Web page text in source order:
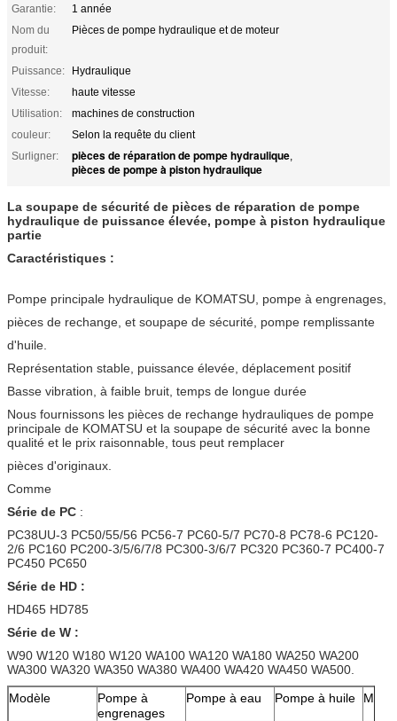
Garantie:
1 année
Nom du
produit:
Pièces de pompe hydraulique et de moteur
Puissance:
Hydraulique
Vitesse:
haute vitesse
Utilisation:
machines de construction
couleur:
Selon la requête du client
Surligner:
pièces de réparation de pompe hydraulique,
pièces de pompe à piston hydraulique
La soupape de sécurité de pièces de réparation de pompe
hydraulique de puissance élevée, pompe à piston hydraulique
partie
Caractéristiques :
Pompe principale hydraulique de KOMATSU, pompe à engrenages,
pièces de rechange, et soupape de sécurité, pompe remplissante
d'huile.
Représentation stable, puissance élevée, déplacement positif
Basse vibration, à faible bruit, temps de longue durée
Nous fournissons les pièces de rechange hydrauliques de pompe
principale de KOMATSU et la soupape de sécurité avec la bonne
qualité et le prix raisonnable, tous peut remplacer
pièces d'originaux.
Comme
Série de PC :
PC38UU-3 PC50/55/56 PC56-7 PC60-5/7 PC70-8 PC78-6 PC120-
2/6 PC160 PC200-3/5/6/7/8 PC300-3/6/7 PC320 PC360-7 PC400-7
PC450 PC650
Série de HD :
HD465 HD785
Série de W :
W90 W120 W180 W120 WA100 WA120 WA180 WA250 WA200
WA300 WA320 WA350 WA380 WA400 WA420 WA450 WA500.
Modèle
Pompe à
engrenages
Pompe à eau Pompe à huile